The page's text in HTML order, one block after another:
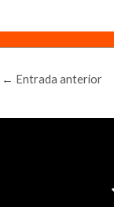
← Entrada anterior